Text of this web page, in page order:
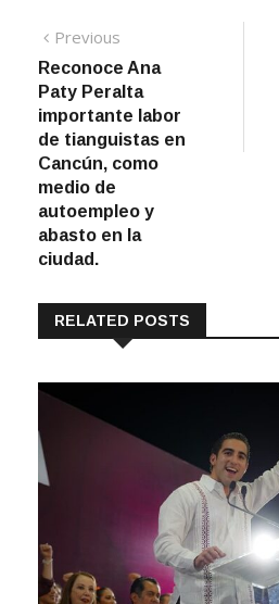
Navegación
de
entradas
Previous
post:
Reconoce Ana
Paty Peralta
importante labor
de tianguistas en
Cancún, como
medio de
autoempleo y
abasto en la
ciudad.
RELATED POSTS